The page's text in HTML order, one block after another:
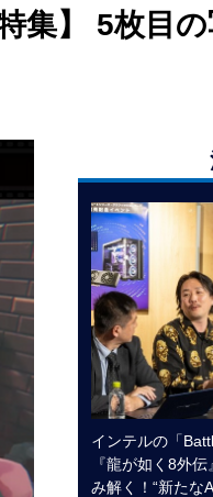
集】 5枚目
インテルの「
『龍が如く8外
み解く！“新たな